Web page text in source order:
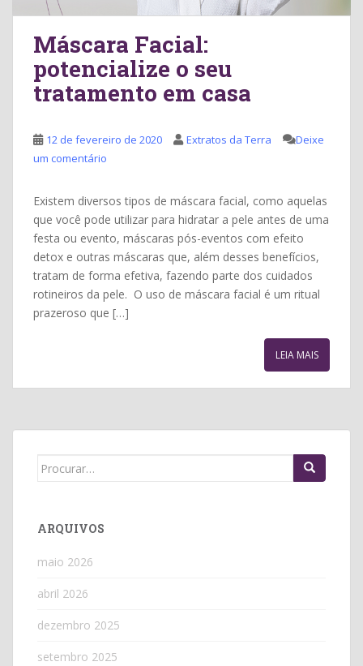
Máscara Facial:
potencialize o seu
tratamento em casa
12 de fevereiro de 2020 Extratos da Terra
Deixe
um comentário
Existem diversos tipos de máscara facial, como aquelas
que você pode utilizar para hidratar a pele antes de uma
festa ou evento, máscaras pós-eventos com efeito
detox e outras máscaras que, além desses benefícios,
tratam de forma efetiva, fazendo parte dos cuidados
rotineiros da pele. O uso de máscara facial é um ritual
prazeroso que […]
LEIA MAIS
Search
ARQUIVOS
maio 2026
abril 2026
dezembro 2025
setembro 2025